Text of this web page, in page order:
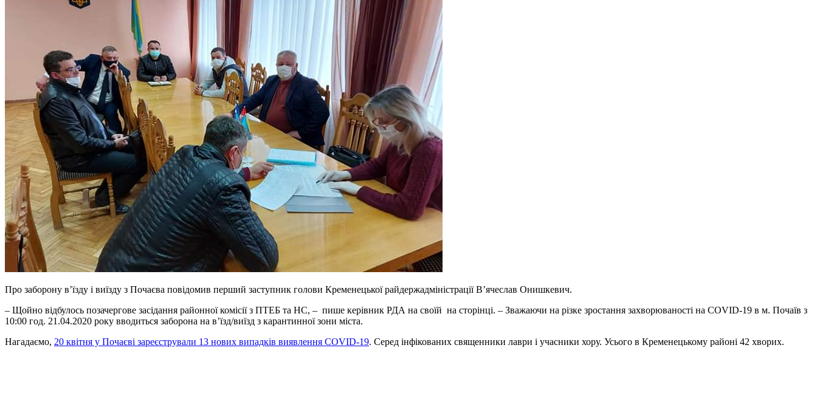
Про заборону в’їзду і виїзду з Почаєва повідомив перший заступник голови Кременецької райдержадміністрації В’ячеслав Онишкевич.
– Щойно відбулось позачергове засідання районної комісії з ПТЕБ та НС, – пише керівник РДА на своїй на сторінці. – Зважаючи на різке зростання захворюваності на COVID-19 в м. Почаїв з
10:00 год. 21.04.2020 року вводиться заборона на в’їзд/виїзд з карантинної зони міста.
Нагадаємо, 20 квітня у Почаєві зареєстрували 13 нових випадків виявлення COVID-19. Серед інфікованих священники лаври і учасники хору. Усього в Кременецькому районі 42 хворих.